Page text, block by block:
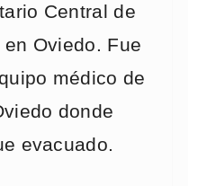
Central de
Oviedo. Fue
médico de
donde
evacuado.